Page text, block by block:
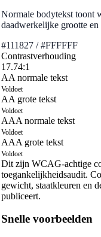
Normale bodytekst toont
daadwerkelijke grootte en
#111827/#FFFFFF
Contrastverhouding
17.74:1
AA normale tekst
Voldoet
AA grote tekst
Voldoet
AAA normale tekst
Voldoet
AAA grote tekst
Voldoet
Dit zijn WCAG-achtige
toegankelijkheidsaudit.
gewicht, staatkleuren en
publiceert.
Snelle voorbeelden